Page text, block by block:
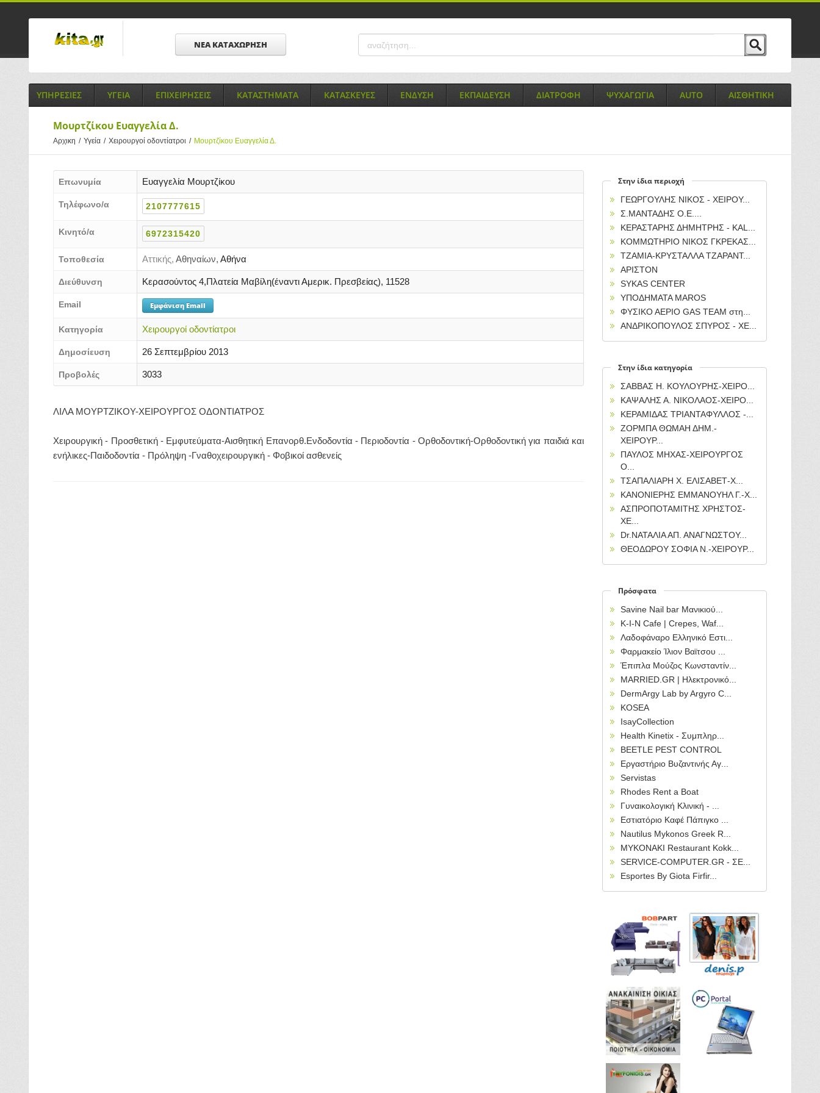
ΝΕΑ ΚΑΤΑΧΩΡΗΣΗ
ΥΠΗΡΕΣΙΕΣ ΥΓΕΙΑ ΕΠΙΧΕΙΡΗΣΕΙΣ ΚΑΤΑΣΤΗΜΑΤΑ ΚΑΤΑΣΚΕΥΕΣ ΕΝΔΥΣΗ ΕΚΠΑΙΔΕΥΣΗ ΔΙΑΤΡΟΦΗ ΨΥΧΑΓΩΓΙΑ AUTO ΑΙΣΘΗΤΙΚΗ
Μουρτζίκου Ευαγγελία Δ.
Αρχικη / Υγεία / Χειρουργοί οδοντίατροι / Μουρτζίκου Ευαγγελία Δ.
Επωνυμία Ευαγγελία Μουρτζίκου
Τηλέφωνο/α 2107777615
Κινητό/α 6972315420
Τοποθεσία Αττικής, Αθηναίων, Αθήνα
Διεύθυνση Κερασούντος 4,Πλατεία Μαβίλη(έναντι Αμερικ. Πρεσβείας), 11528
Email Εμφάνιση Email
Κατηγορία Χειρουργοί οδοντίατροι
Δημοσίευση 26 Σεπτεμβρίου 2013
Προβολές 3033
ΛΙΛΑ ΜΟΥΡΤΖΙΚΟΥ-ΧΕΙΡΟΥΡΓΟΣ ΟΔΟΝΤΙΑΤΡΟΣ
Χειρουργική - Προσθετική - Εμφυτεύματα-Αισθητική Επανορθ.Ενδοδοντία - Περιοδοντία - Ορθοδοντική-Ορθοδοντική για παιδιά και
ενήλικες-Παιδοδοντία - Πρόληψη -Γναθοχειρουργική - Φοβικοί ασθενείς
Στην ίδια περιοχή
ΓΕΩΡΓΟΥΛΗΣ ΝΙΚΟΣ - ΧΕΙΡΟΥ...
Σ.ΜΑΝΤΑΔΗΣ Ο.Ε....
ΚΕΡΑΣΤΑΡΗΣ ΔΗΜΗΤΡΗΣ - KAL...
ΚΟΜΜΩΤΗΡΙΟ ΝΙΚΟΣ ΓΚΡΕΚΑΣ...
ΤΖΑΜΙΑ-ΚΡΥΣΤΑΛΛΑ ΤΖΑΡΑΝΤ...
ΑΡΙΣΤΟΝ
SYKAS CENTER
ΥΠΟΔΗΜΑΤΑ MAROS
ΦΥΣΙΚΟ ΑΕΡΙΟ GAS TEAM στη...
ΑΝΔΡΙΚΟΠΟΥΛΟΣ ΣΠΥΡΟΣ - ΧΕ...
Στην ίδια κατηγορία
ΣΑΒΒΑΣ Η. ΚΟΥΛΟΥΡΗΣ-ΧΕΙΡΟ...
ΚΑΨΑΛΗΣ Α. ΝΙΚΟΛΑΟΣ-ΧΕΙΡΟ...
ΚΕΡΑΜΙΔΑΣ ΤΡΙΑΝΤΑΦΥΛΛΟΣ -...
ΖΟΡΜΠΑ ΘΩΜΑΗ ΔΗΜ.-
ΧΕΙΡΟΥΡ...
ΠΑΥΛΟΣ ΜΗΧΑΣ-ΧΕΙΡΟΥΡΓΟΣ
Ο...
ΤΣΑΠΑΛΙΑΡΗ Χ. ΕΛΙΣΑΒΕΤ-Χ...
ΚΑΝΟΝΙΕΡΗΣ ΕΜΜΑΝΟΥΗΛ Γ.-Χ...
ΑΣΠΡΟΠΟΤΑΜΙΤΗΣ ΧΡΗΣΤΟΣ-
ΧΕ...
Dr.ΝΑΤΑΛΙΑ ΑΠ. ΑΝΑΓΝΩΣΤΟΥ...
ΘΕΟΔΩΡΟΥ ΣΟΦΙΑ Ν.-ΧΕΙΡΟΥΡ...
Πρόσφατα
Savine Nail bar Μανικιού...
Κ-Ι-Ν Cafe | Crepes, Waf...
Λαδοφάναρο Ελληνικό Εστι...
Φαρμακείο Ίλιον Βαϊτσου ...
Έπιπλα Μούζος Κωνσταντίν...
MARRIED.GR | Ηλεκτρονικό...
DermArgy Lab by Argyro C...
KOSEA
IsayCollection
Health Kinetix - Συμπληρ...
BEETLE PEST CONTROL
Εργαστήριο Βυζαντινής Αγ...
Servistas
Rhodes Rent a Boat
Γυναικολογική Κλινική - ...
Εστιατόριο Καφέ Πάπιγκο ...
Nautilus Mykonos Greek R...
MYKONAKI Restaurant Kokk...
SERVICE-COMPUTER.GR - ΣΕ...
Esportes By Giota Firfir...